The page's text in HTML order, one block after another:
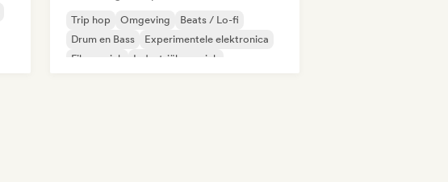
Trip hop Omgeving
Beats / Lo-fi
Drum en Bass
Experimentele elektronica
Filmmuziek
Industriële muziek